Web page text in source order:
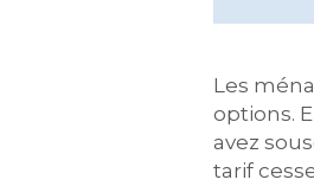
Les
options.
avez
tarif